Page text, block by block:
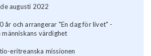
augusti 2022
år och arrangerar "En dag för livet" -
människans värdighet
eritreanska missionen